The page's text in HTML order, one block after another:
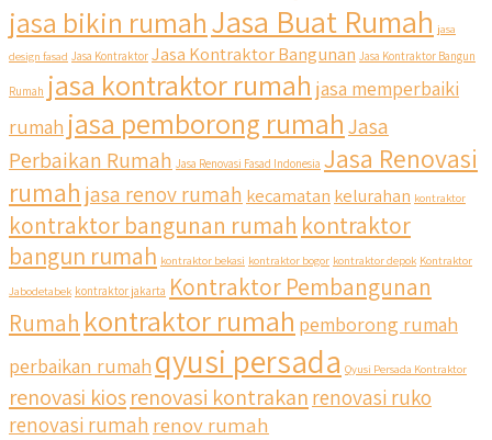
jasa bikin rumahJasa Buat Rumah jasa
design fasad Jasa Kontraktor Jasa Kontraktor Bangunan Jasa Kontraktor Bangun
Rumah jasa kontraktor rumah jasa memperbaiki
rumah jasa pemborong rumahJasa
Perbaikan Rumah Jasa Renovasi Fasad Indonesia Jasa Renovasi
rumah jasa renov rumah kecamatan kelurahan kontraktor
kontraktor bangunan rumah kontraktor
bangun rumah kontraktor bekasi kontraktor bogor kontraktor depok Kontraktor
Jabodetabek kontraktor jakarta Kontraktor Pembangunan
Rumah kontraktor rumah pemborong rumah
perbaikan rumah qyusi persada Qyusi Persada Kontraktor
renovasi kiosrenovasi kontrakanrenovasi ruko
renovasi rumah renov rumah